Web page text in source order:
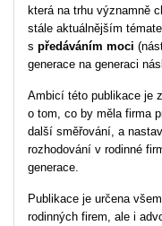
která na trhu významně
stále aktuálnějším
s předáváním moci
generace na generaci
Ambicí této publikace je
o tom, co by měla firma
další směřování, a
rozhodování v rodinné
generace.
Publikace je určena
rodinných firem, ale i